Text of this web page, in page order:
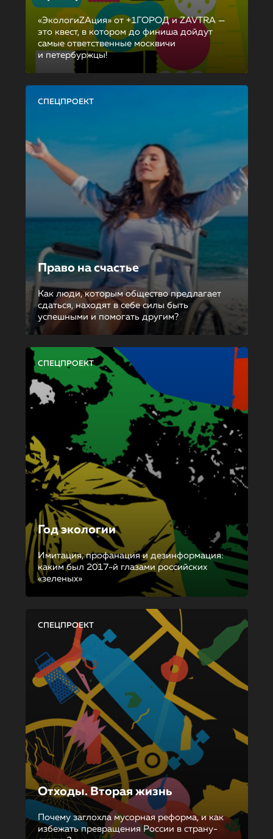
«ЭкологиZAция» от +1ГОРОД и ZAVTRA —
это квест, в котором до финиша дойдут
самые ответственные москвичи
и петербуржцы!
СПЕЦПРОЕКТ
Право на счастье
Как люди, которым общество предлагает
сдаться, находят в себе силы быть
успешными и помогать другим?
СПЕЦПРОЕКТ
Год экологии
Имитация, профанация и дезинформация:
каким был 2017-й глазами российских
«зеленых»
СПЕЦПРОЕКТ
Отходы. Вторая жизнь
Почему заглохла мусорная реформа, и как
избежать превращения России в страну-